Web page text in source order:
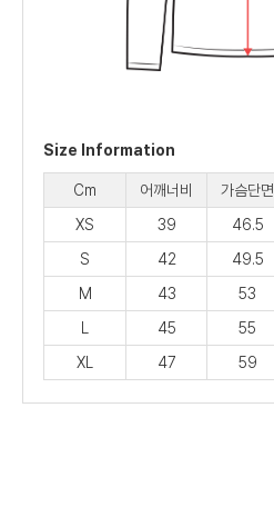
Size Information
Cm 어깨너비 가슴단면
XS
39 46.5
S
42 49.5
M
43 53
45 55
XL
47 59